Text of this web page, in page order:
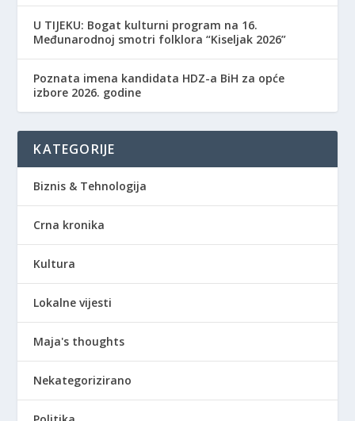
​U TIJEKU: Bogat kulturni program na 16.
Međunarodnoj smotri folklora “Kiseljak 2026”
Poznata imena kandidata HDZ-a BiH za opće
izbore 2026. godine
KATEGORIJE
Biznis & Tehnologija
Crna kronika
Kultura
Lokalne vijesti
Maja's thoughts
Nekategorizirano